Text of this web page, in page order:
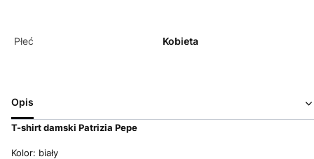
Płeć Kobieta
Opis
T-shirt damski Patrizia Pepe
Kolor: biały